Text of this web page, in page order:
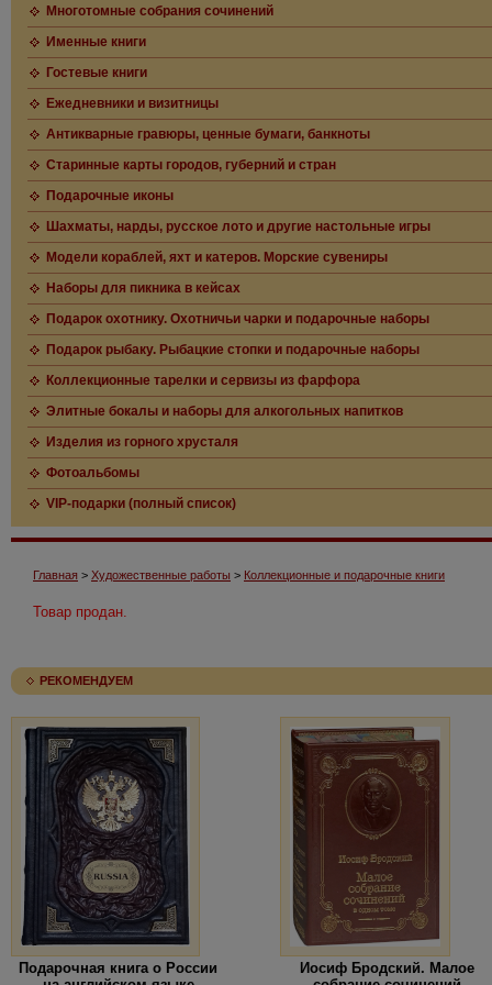
Многотомные собрания сочинений
Именные книги
Гостевые книги
Ежедневники и визитницы
Антикварные гравюры, ценные бумаги, банкноты
Старинные карты городов, губерний и стран
Подарочные иконы
Шахматы, нарды, русское лото и другие настольные игры
Модели кораблей, яхт и катеров. Морские сувениры
Наборы для пикника в кейсах
Подарок охотнику. Охотничьи чарки и подарочные наборы
Подарок рыбаку. Рыбацкие стопки и подарочные наборы
Коллекционные тарелки и сервизы из фарфора
Элитные бокалы и наборы для алкогольных напитков
Изделия из горного хрусталя
Фотоальбомы
VIP-подарки (полный список)
Главная > Художественные работы > Коллекционные и подарочные книги
Товар продан.
РЕКОМЕНДУЕМ
Подарочная книга о России
Иосиф Бродский. Малое